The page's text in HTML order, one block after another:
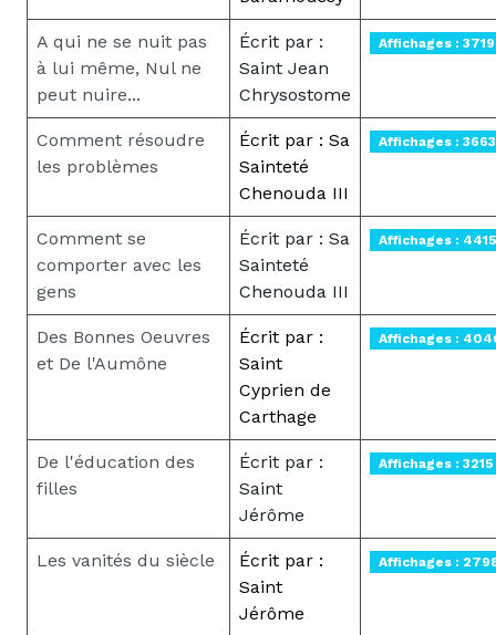
A qui ne se nuit pas
à lui même, Nul ne
peut nuire...
Écrit par :
Saint Jean
Chrysostome
Affichages : 3719
Comment résoudre
les problèmes
Écrit par : Sa
Sainteté
Chenouda III
Affichages : 3663
Comment se
comporter avec les
gens
Écrit par : Sa
Sainteté
Chenouda III
Affichages : 4415
Des Bonnes Oeuvres
et De l'Aumône
Écrit par :
Saint
Cyprien de
Carthage
Affichages :
De l'éducation des
filles
Écrit par :
Saint
Jérôme
Affichages : 3215
Les vanités du siècle
Écrit par :
Saint
Jérôme
Affichages :